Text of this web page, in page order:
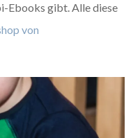
Ebooks gibt. Alle diese
von